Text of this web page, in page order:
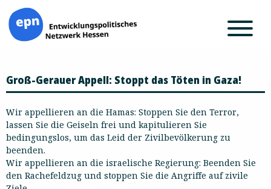
Inhalt
springen
Groß-Gerauer Appell: Stoppt das Töten in Gaza!
Wir appellieren an die Hamas: Stoppen Sie den Terror,
lassen Sie die Geiseln frei und kapitulieren Sie
bedingungslos, um das Leid der Zivilbevölkerung zu
beenden.
Wir appellieren an die israelische Regierung: Beenden Sie
den Rachefeldzug und stoppen Sie die Angriffe auf zivile